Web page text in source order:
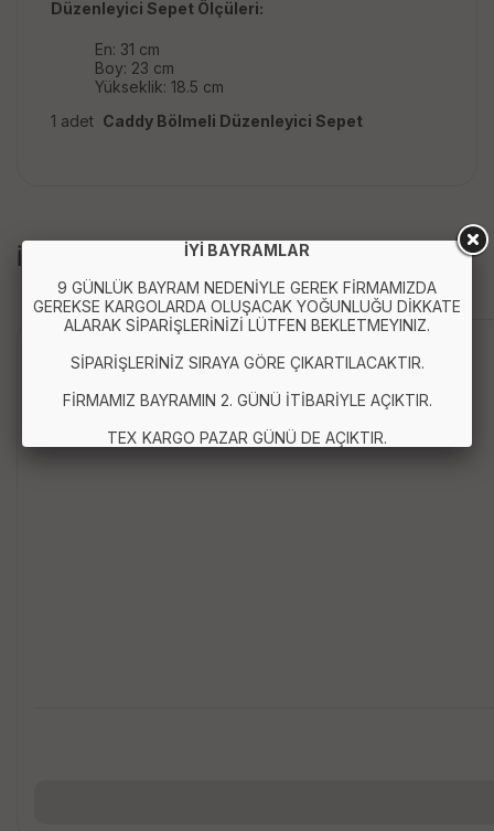
Düzenleyici Sepet Ölçüleri:
En: 31 cm
Boy: 23 cm
Yükseklik: 18.5 cm
1 adet Caddy Bölmeli Düzenleyici Sepet
İLGİLİ ÜRÜNLERİYİ BAYRAMLAR
9 GÜNLÜK BAYRAM NEDENİYLE GEREK FİRMAMIZDA
GEREKSE KARGOLARDA OLUŞACAK YOĞUNLUĞU DİKKATE
ALARAK SİPARİŞLERİNİZİ LÜTFEN BEKLETMEYINIZ.
SİPARİŞLERİNİZ SIRAYA GÖRE ÇIKARTILACAKTIR.
FİRMAMIZ BAYRAMIN 2. GÜNÜ İTİBARİYLE AÇIKTIR.
TEX KARGO PAZAR GÜNÜ DE AÇIKTIR.